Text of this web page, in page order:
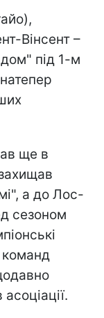
Вінсент –
під 1-м
ще в
а до Лос-
сезоном
команд